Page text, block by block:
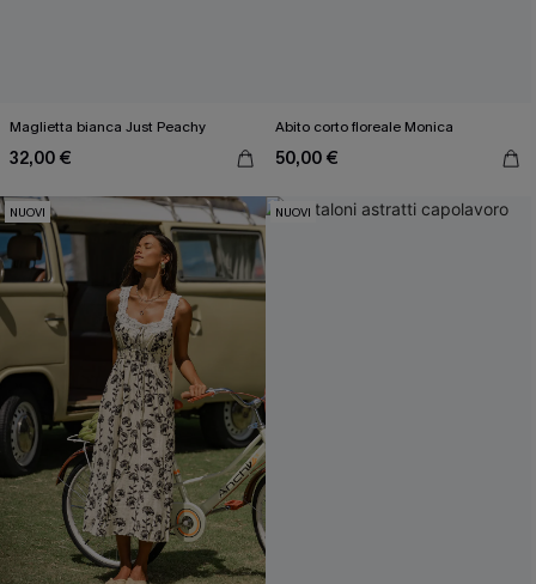
Maglietta bianca Just Peachy
32,00 €
Abito corto floreale Monica
50,00 €
NUOVI NUOVI